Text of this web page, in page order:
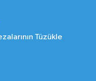
Tüzükle